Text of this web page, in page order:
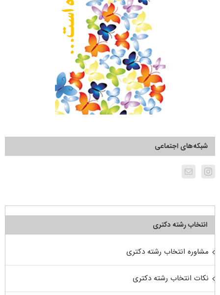
شبکه‌های اجتماعی
انتخاب رشته دکتری
مشاوره انتخاب رشته دکتری
نکات انتخاب رشته دکتری